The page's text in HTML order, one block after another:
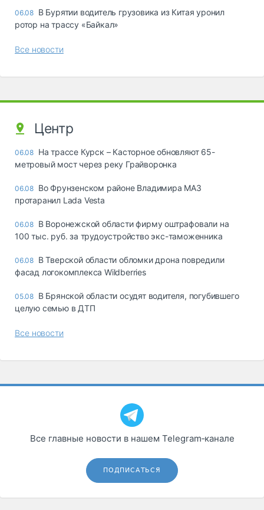
06.08 В Бурятии водитель грузовика из Китая уронил
ротор на трассу «Байкал»
Все новости
Центр
06.08 На трассе Курск – Касторное обновляют 65-
метровый мост через реку Грайворонка
06.08 Во Фрунзенском районе Владимира МАЗ
протаранил Lada Vesta
06.08 В Воронежской области фирму оштрафовали на
100 тыс. руб. за трудоустройство экс-таможенника
06.08 В Тверской области обломки дрона повредили
фасад логокомплекса Wildberries
05.08 В Брянской области осудят водителя, погубившего
целую семью в ДТП
Все новости
Все главные новости в нашем Telegram‑канале
ПОДПИСАТЬСЯ